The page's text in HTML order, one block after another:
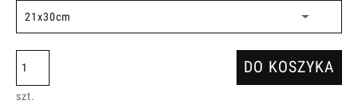
szt.
DO KOSZYKA